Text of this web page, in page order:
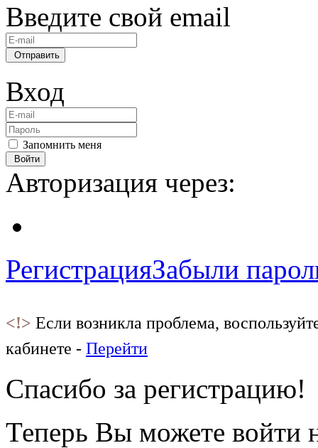
Введите свой email
Отправить
Вход
Запомнить меня
Войти
Авторизация через:
РегистрацияЗабыли
<!> Если возникла проблема,
кабинете - Перейти
Спасибо за регистрацию!
Теперь Вы можете войти